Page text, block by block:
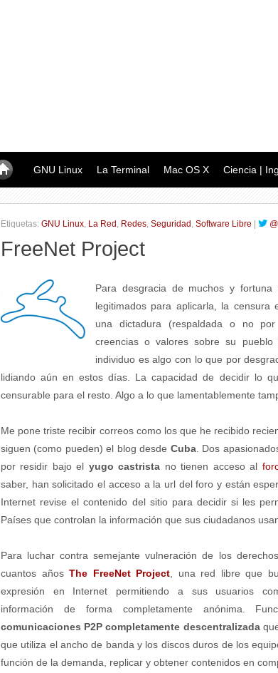
GNU Linux La Terminal Mac OS X Ciencia |
Etiquetas: GNU Linux, La Red , Redes, Seguridad , Software Libre
FreeNet Project
Para desgracia de muchos y
legitimados para aplicarla, la censura
una dictadura (respaldada o no
creencias o valores sobre su
individuo es algo con lo que por
lidiando aún en estos días. La capacidad de decidir lo
censurable para el resto. Algo a lo que lamentablemente
Me pone triste recibir correos como los que he recibido
siguen (como pueden) el blog desde Cuba. Dos
por residir bajo el yugo castrista no tienen acceso al
saber, han solicitado el acceso a la url del foro y están
Internet revise el contenido del sitio para decidir si les
Países que controlan la información que sus ciudadanos
Para luchar contra semejante vulneración de los
cuantos añosThe FreeNet Project , una red libre que
expresión en Internet permitiendo a sus usuarios
información de forma completamente anónima.
comunicaciones P2P completamente descentralizada
que utiliza el ancho de banda y los discos duros de los
función de la demanda, replicar y obtener contenidos en